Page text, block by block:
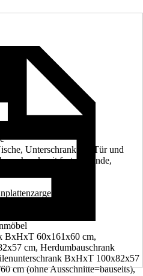
Unterschrank mit Tür und
mit fester Blende,
Hängeschrank 50 cm
BxHxT 60x161x60 cm,
cm, Herdumbauschrank
BxHxT 100x82x57
cm (ohne Ausschnitte=bauseits),